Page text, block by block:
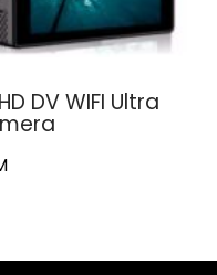
DV WIFI Ultra